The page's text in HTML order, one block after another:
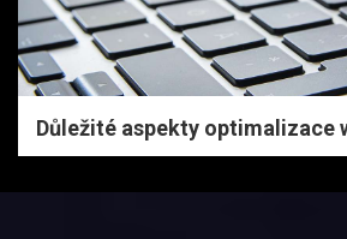
Důležité aspekty optimalizace